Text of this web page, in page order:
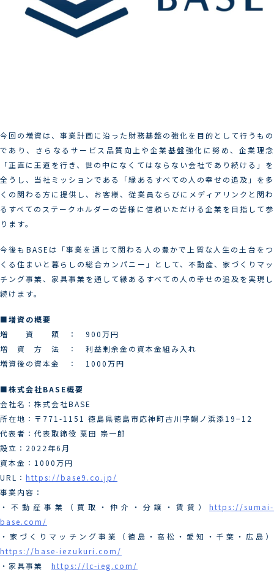
今回の増資は、事業計画に沿った財務基盤の強化を目的として行うもの
であり、さらなるサービス品質向上や企業基盤強化に努め、企業理念
「正直に王道を行き、世の中になくてはならない会社であり続ける」を
全うし、当社ミッションである「縁あるすべての人の幸せの追及」を多
くの関わる方に提供し、お客様、従業員ならびにメディアリンクと関わ
るすべてのステークホルダーの皆様に信頼いただける企業を目指して参
ります。
今後もBASEは「事業を通じて関わる人の豊かで上質な人生の土台をつ
くる住まいと暮らしの総合カンパニー」として、不動産、家づくりマッ
チング事業、家具事業を通して縁あるすべての人の幸せの追及を実現し
続けます。
■増資の概要
増 資 額 ： 900万円
増 資 方 法 ： 利益剰余金の資本金組み入れ
増資後の資本金 ： 1000万円
■株式会社BASE概要
会社名：株式会社BASE
所在地：〒771-1151 徳島県徳島市応神町古川字鯛ノ浜添19−12
代表者：代表取締役 粟田 宗一郎
設立：2022年6月
資本金：1000万円
URL： https://base9.co.jp/
事業内容：
・不動産事業（買取・仲介・分譲・賃貸） https://sumai-
base.com/
・家づくりマッチング事業（徳島・高松・愛知・千葉・広島）
https://base-iezukuri.com/
・家具事業 https://lc-ieg.com/